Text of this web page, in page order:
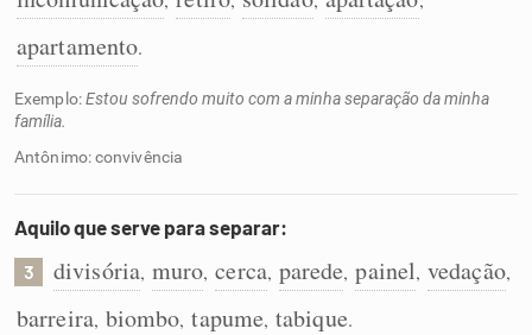
apartamento.
Exemplo:Estou sofrendo muito com a minha separação da minha
família.
Antônimo: convivência
Aquilo que serve para separar:
3 divisória, muro, cerca, parede, painel, vedação,
barreira, biombo, tapume, tabique.